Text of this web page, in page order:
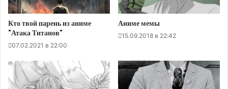
Кто твой парень из аниме
"Атака Титанов"
07.02.2021 в 22:00
Аниме мемы
15.09.2018 в 22:42